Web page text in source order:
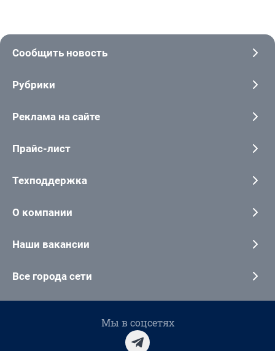
Сообщить новость
Рубрики
Реклама на сайте
Прайс-лист
Техподдержка
О компании
Наши вакансии
Все города сети
Мы в соцсетях